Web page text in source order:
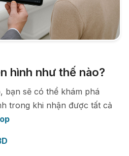
hình như thế nào?
bạn sẽ có thể khám phá
trong khi nhận được tất cả